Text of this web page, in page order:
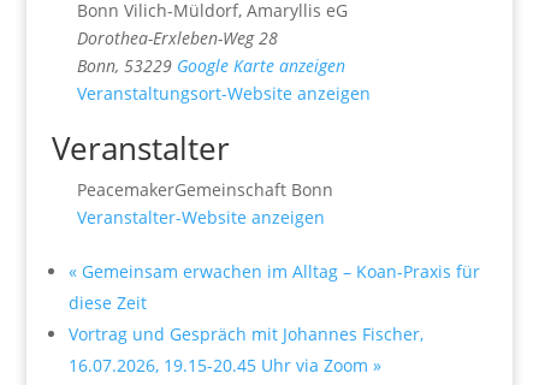
Bonn Vilich-Müldorf, Amaryllis eG
Dorothea-Erxleben-Weg 28
Bonn, 53229 Google Karte anzeigen
Veranstaltungsort-Website anzeigen
Veranstalter
PeacemakerGemeinschaft Bonn
Veranstalter-Website anzeigen
«Gemeinsam erwachen im Alltag – Koan-Praxis für
diese Zeit
Vortrag und Gespräch mit Johannes Fischer,
16.07.2026, 19.15-20.45 Uhr via Zoom »